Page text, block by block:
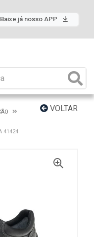
Baixe já nosso APP
VOLTAR
41424